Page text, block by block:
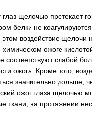
глаз щелочью протекает
белки не
этом воздействие щелочи
ожоге
соответствуют слабой
ожога. Кроме того,
значительно дольше,
ожог глаза щелочью
ткани, на протяжении